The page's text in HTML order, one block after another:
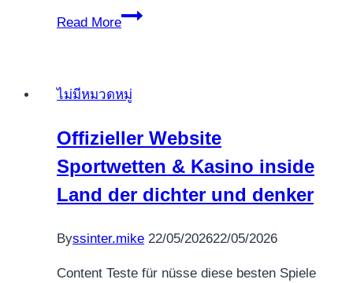
Read More
Vdcasino
Güncel
Casino
Bilgileri
ไม่มีหมวดหมู่
Offizieller Website
Sportwetten & Kasino inside
Land der dichter und denker
Byssinter.mike 22/05/202622/05/2026
Content Teste für nüsse diese besten Spiele